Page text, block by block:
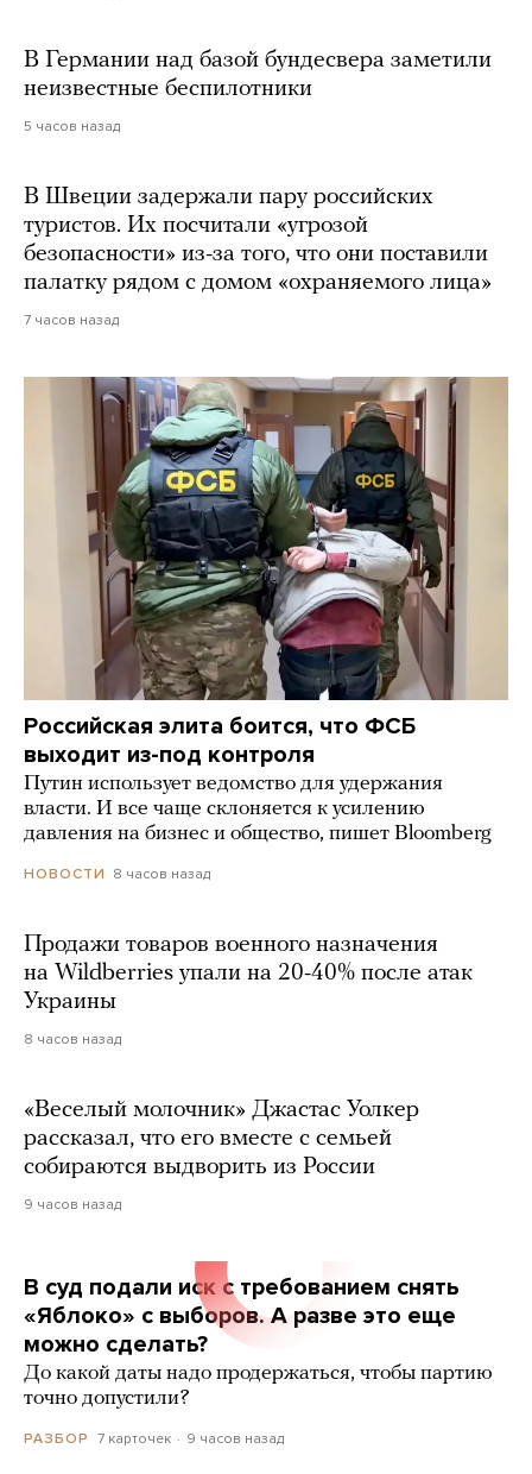
В Германии над базой бундесвера заметили
неизвестные беспилотники
5 часов назад
В Швеции задержали пару российских
туристов. Их посчитали «угрозой
безопасности» из-за того, что они поставили
палатку рядом с домом «охраняемого лица»
7 часов назад
Российская элита боится, что ФСБ
выходит из-под контроля
Путин использует ведомство для удержания
власти. И все чаще склоняется к усилению
давления на бизнес и общество, пишет Bloomberg
НОВОСТИ 8 часов назад
Продажи товаров военного назначения
на Wildberries упали на 20-40% после атак
Украины
8 часов назад
«Веселый молочник» Джастас Уолкер
рассказал, что его вместе с семьей
собираются выдворить из России
9 часов назад
В суд подали иск с требованием снять
«Яблоко» с выборов. А разве это еще
можно сделать?
До какой даты надо продержаться, чтобы партию
точно допустили?
РАЗБОР 7 карточек 9 часов назад